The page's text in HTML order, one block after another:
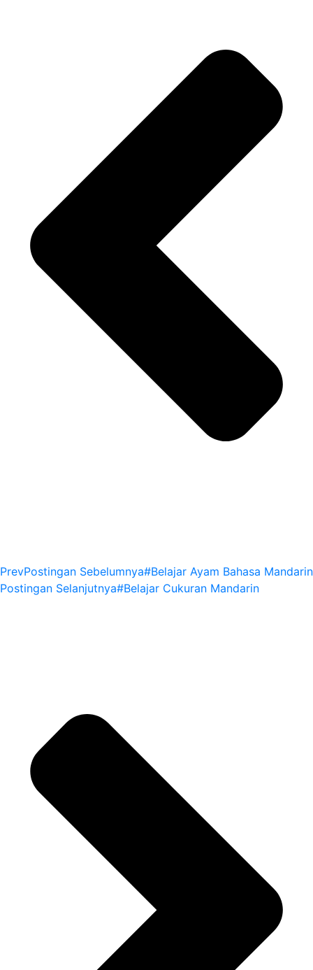
PrevPostingan Sebelumnya#Belajar Ayam Bahasa Mandarin
Postingan Selanjutnya#Belajar Cukuran Mandarin